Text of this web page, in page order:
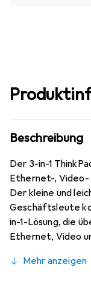
Beschreibung
Der 3-in-1
Ethernet-, Video-
Der kleine und
Geschäftsleute
in-1-Lösung, die
Ethernet, Video
Systeme.
Mehr anzeigen